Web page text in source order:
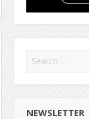
NEWSLETTER